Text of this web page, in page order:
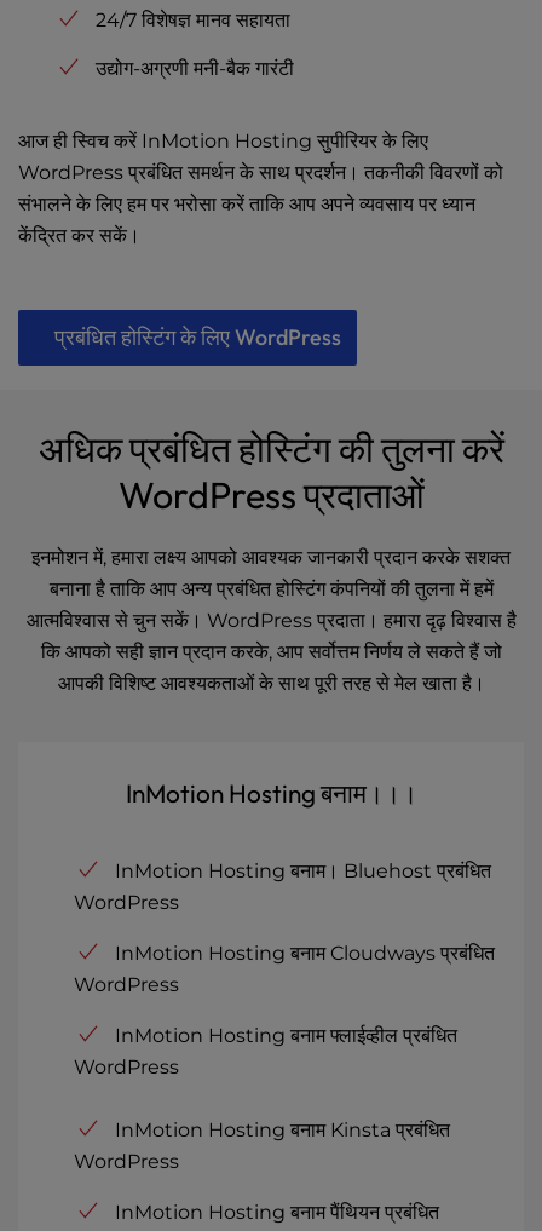
24/7 विशेषज्ञ मानव सहायता
उद्योग-अग्रणी मनी-बैक गारंटी
आज ही स्विच करें InMotion Hosting सुपीरियर के लिए
WordPress प्रबंधित समर्थन के साथ प्रदर्शन। तकनीकी विवरणों को
संभालने के लिए हम पर भरोसा करें ताकि आप अपने व्यवसाय पर ध्यान
केंद्रित कर सकें।
प्रबंधित होस्टिंग के लिए WordPress
अधिक प्रबंधित होस्टिंग की तुलना करें
WordPress प्रदाताओं
इनमोशन में, हमारा लक्ष्य आपको आवश्यक जानकारी प्रदान करके सशक्त
बनाना है ताकि आप अन्य प्रबंधित होस्टिंग कंपनियों की तुलना में हमें
आत्मविश्वास से चुन सकें। WordPress प्रदाता। हमारा दृढ़ विश्वास है
कि आपको सही ज्ञान प्रदान करके, आप सर्वोत्तम निर्णय ले सकते हैं जो
आपकी विशिष्ट आवश्यकताओं के साथ पूरी तरह से मेल खाता है।
InMotion Hosting बनाम।।।
InMotion Hosting बनाम। Bluehost प्रबंधित
WordPress
InMotion Hosting बनाम Cloudways प्रबंधित
WordPress
InMotion Hosting बनाम फ्लाईव्हील प्रबंधित
WordPress
InMotion Hosting बनाम Kinsta प्रबंधित
WordPress
InMotion Hosting बनाम पैंथियन प्रबंधित